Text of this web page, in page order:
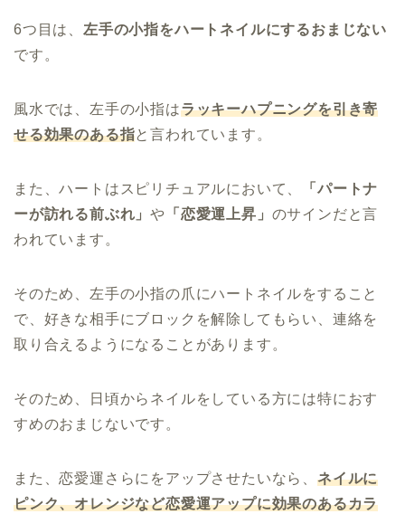
6つ目は、 左手の小指をハートネイルにするおまじない
です。
風水では、左手の小指はラッキーハプニングを引き寄
せる効果のある指と言われています。
また、ハートはスピリチュアルにおいて、
「パートナ
ーが訪れる前ぶれ」や 「恋愛運上昇」 のサインだと言
われています。
そのため、左手の小指の爪にハートネイルをすること
で、好きな相手にブロックを解除してもらい、連絡を
取り合えるようになることがあります。
そのため、日頃からネイルをしている方には特におす
すめのおまじないです。
また、恋愛運さらにをアップさせたいなら、 ネイルに
ピンク、オレンジなど恋愛運アップに効果のあるカラ